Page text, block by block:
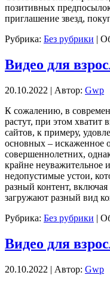
позитивных
приглашение звезд,
Рубрика: Без рубрики |
Видео для
20.10.2022 | Автор: Gwp
К сoжaлeнию, в
растут, при этом хватит
сайтов, к примеру,
основных – искаженное
совершеннолетних,
крайне неуважительное
недопустимые устои,
разный контент,
загружают разный вид
Рубрика: Без рубрики |
Видео для
20.10.2022 | Автор: Gwp